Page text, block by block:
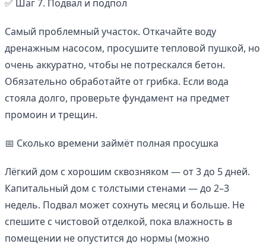
✅ Шаг 7. Подвал и подпол
Самый проблемный участок. Откачайте воду
дренажным насосом, просушите тепловой пушкой, но
очень аккуратно, чтобы не потрескался бетон.
Обязательно обработайте от грибка. Если вода
стояла долго, проверьте фундамент на предмет
промоин и трещин.
📅 Сколько времени займёт полная просушка
Лёгкий дом с хорошим сквозняком — от 3 до 5 дней.
Капитальный дом с толстыми стенами — до 2–3
недель. Подвал может сохнуть месяц и больше. Не
спешите с чистовой отделкой, пока влажность в
помещении не опустится до нормы (можно